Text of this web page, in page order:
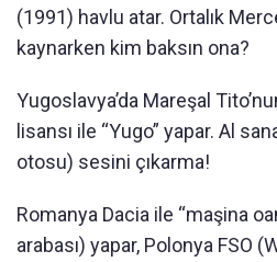
(1991) havlu atar. Ortalık
kaynarken kim baksın ona?
Yugoslavya’da Mareşal
lisansı ile “Yugo” yapar. Al
otosu) sesini çıkarma!
Romanya Dacia ile “maşina
arabası) yapar, Polonya FSO